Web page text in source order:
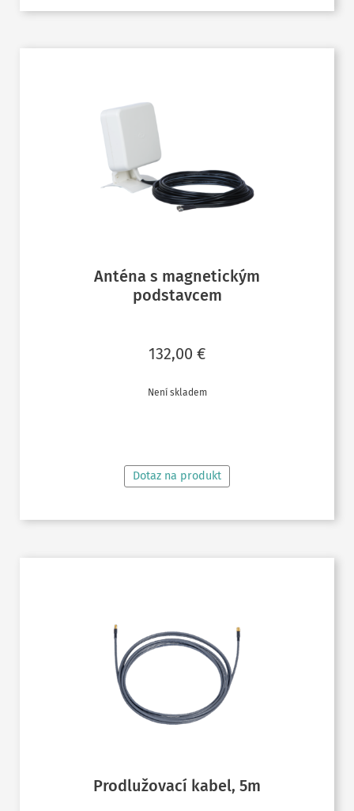
Anténa s magnetickým
podstavcem
132,00 €
Není skladem
Dotaz na produkt
Prodlužovací kabel, 5m